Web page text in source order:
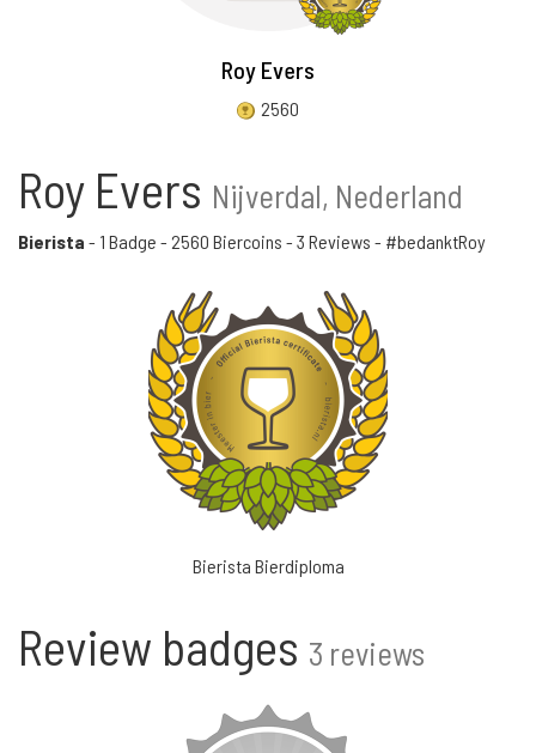
Roy Evers
2560
Roy Evers Nijverdal, Nederland
Bierista - 1 Badge - 2560 Biercoins - 3 Reviews - #bedanktRoy
Bierista Bierdiploma
Review badges 3 reviews